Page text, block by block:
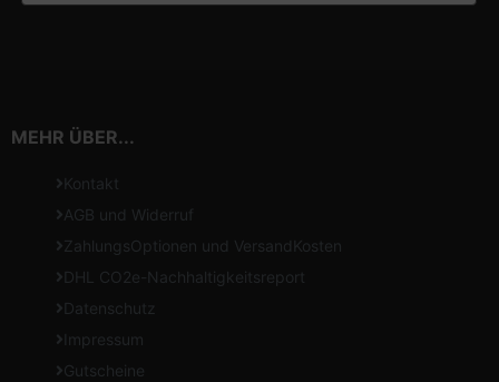
MEHR ÜBER...
Kontakt
AGB und Widerruf
ZahlungsOptionen und VersandKosten
DHL CO2e-Nachhaltigkeitsreport
Datenschutz
Impressum
Gutscheine